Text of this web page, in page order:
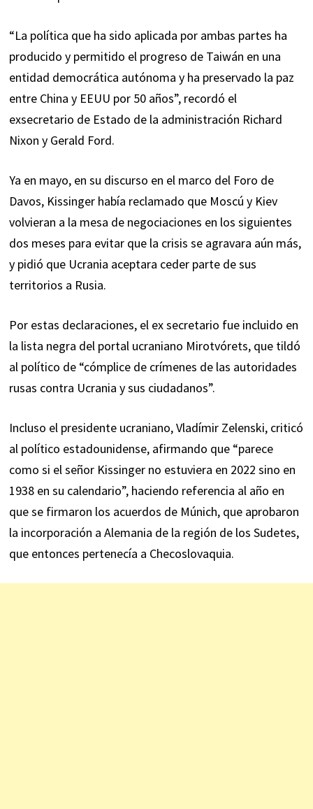
“La política que ha sido aplicada por ambas partes ha
producido y permitido el progreso de Taiwán en una
entidad democrática autónoma y ha preservado la paz
entre China y EEUU por 50 años”, recordó el
exsecretario de Estado de la administración Richard
Nixon y Gerald Ford.
Ya en mayo, en su discurso en el marco del Foro de
Davos, Kissinger había reclamado que Moscú y Kiev
volvieran a la mesa de negociaciones en los siguientes
dos meses para evitar que la crisis se agravara aún más,
y pidió que Ucrania aceptara ceder parte de sus
territorios a Rusia.
Por estas declaraciones, el ex secretario fue incluido en
la lista negra del portal ucraniano Mirotvórets, que tildó
al político de “cómplice de crímenes de las autoridades
rusas contra Ucrania y sus ciudadanos”.
Incluso el presidente ucraniano, Vladímir Zelenski, criticó
al político estadounidense, afirmando que “parece
como si el señor Kissinger no estuviera en 2022 sino en
1938 en su calendario”, haciendo referencia al año en
que se firmaron los acuerdos de Múnich, que aprobaron
la incorporación a Alemania de la región de los Sudetes,
que entonces pertenecía a Checoslovaquia.